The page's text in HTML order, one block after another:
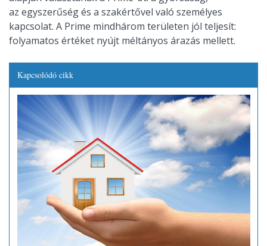
az egyszerűség és a szakértővel való személyes
kapcsolat. A Prime mindhárom területen jól teljesít:
folyamatos értéket nyújt méltányos árazás mellett.
Kapcsolódó cikk